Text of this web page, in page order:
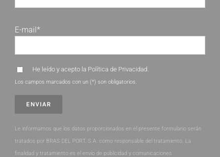
E-mail*
He leído y acepto la Política de Privacidad.
Los campos marcados con un (*) son obligatorios.
Le informamos que los datos proporcionados en el presente formulario serán
tratados por BRAS DEL PORT, S.A. como responsable del tratamiento. La
finalidad y tratamiento es el envío de publicidad y comunicaciones